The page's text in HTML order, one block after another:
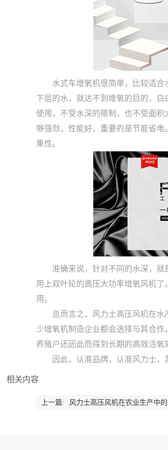
水式车增氧机很简单，比较适
下层的水，就达不到增氧的目的，
使用，不受水深的限制，也不受面
够强劲，性能好，重要的是节能省
果性。
准确来说，针对不同的水深，
用上双叶轮的高压大功率增氧风机
用。
总而言之，风力士高压风机在
少增氧机制造企业都会选择与其合
养殖户还因此而得到长期的高效活氧
因此，认准品牌，认准风力士，
相关内容
上一篇: 风力士高压风机在农业生产中